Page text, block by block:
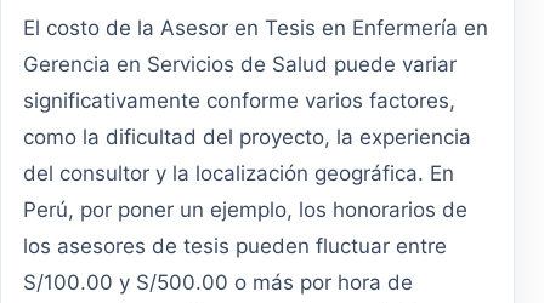
El costo de la Asesor en Tesis en Enfermería en
Gerencia en Servicios de Salud puede variar
significativamente conforme varios factores,
como la dificultad del proyecto, la experiencia
del consultor y la localización geográfica. En
Perú, por poner un ejemplo, los honorarios de
los asesores de tesis pueden fluctuar entre
S/100.00 y S/500.00 o más por hora de